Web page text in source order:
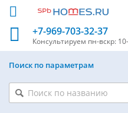
+7-969-703-32-37
Консультируем пн-вскр:
Поиск по параметрам